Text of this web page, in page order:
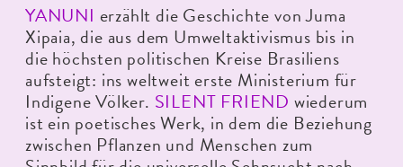
YANUNI erzählt die Geschichte von Juma
Xipaia, die aus dem Umweltaktivismus bis in
die höchsten politischen Kreise Brasiliens
aufsteigt: ins weltweit erste Ministerium für
Indigene Völker. SILENT FRIEND wiederum
ist ein poetisches Werk, in dem die Beziehung
zwischen Pflanzen und Menschen zum